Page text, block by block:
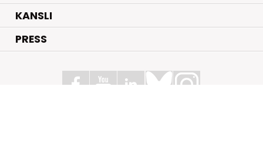
KANSLI
PRESS